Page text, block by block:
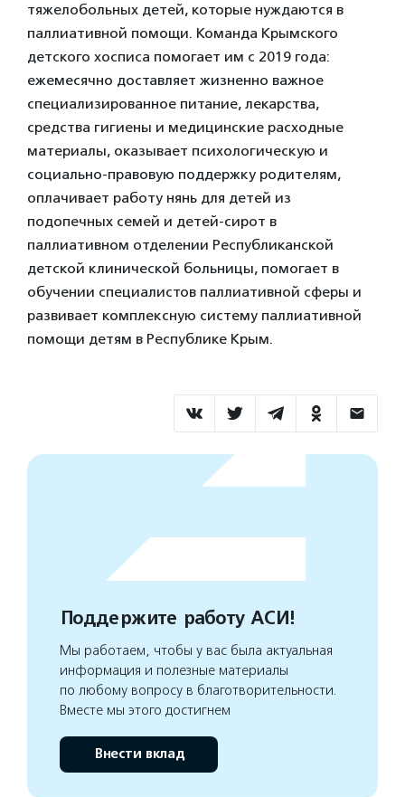
тяжелобольных детей, которые нуждаются в
паллиативной помощи. Команда Крымского
детского хосписа помогает им с 2019 года:
ежемесячно доставляет жизненно важное
специализированное питание, лекарства,
средства гигиены и медицинские расходные
материалы, оказывает психологическую и
социально-правовую поддержку родителям,
оплачивает работу нянь для детей из
подопечных семей и детей-сирот в
паллиативном отделении Республиканской
детской клинической больницы, помогает в
обучении специалистов паллиативной сферы и
развивает комплексную систему паллиативной
помощи детям в Республике Крым.
Поддержите работу АСИ!
Мы работаем, чтобы у вас была актуальная
информация и полезные материалы
по любому вопросу в благотворительности.
Вместе мы этого достигнем
Внести вклад